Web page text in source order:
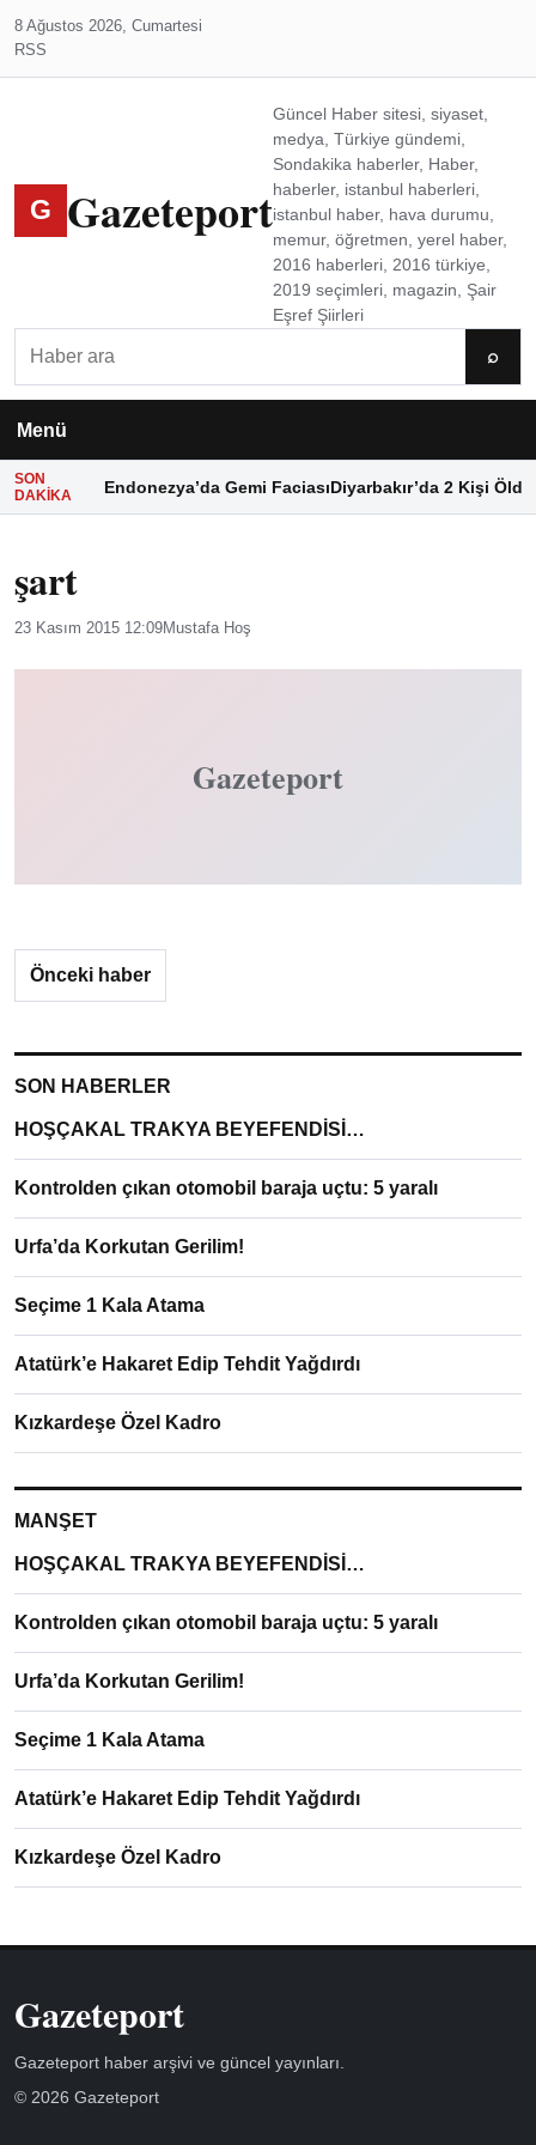
8 Ağustos 2026, Cumartesi
RSS
G Gazeteport
Güncel Haber sitesi, siyaset,
medya, Türkiye gündemi,
Sondakika haberler, Haber,
haberler, istanbul haberleri,
istanbul haber, hava durumu,
memur, öğretmen, yerel haber,
2016 haberleri, 2016 türkiye,
2019 seçimleri, magazin, Şair
Eşref Şiirleri
⌕
Menü
SON
DAKIKA
Endonezya’da Gemi FaciasıDiyarbakır’da 2 Kişi Öldü
şart
23 Kasım 2015 12:09Mustafa Hoş
Gazeteport
Önceki haber
SON HABERLER
HOŞÇAKAL TRAKYA BEYEFENDİSİ…
Kontrolden çıkan otomobil baraja uçtu: 5 yaralı
Urfa’da Korkutan Gerilim!
Seçime 1 Kala Atama
Atatürk’e Hakaret Edip Tehdit Yağdırdı
Kızkardeşe Özel Kadro
MANŞET
HOŞÇAKAL TRAKYA BEYEFENDİSİ…
Kontrolden çıkan otomobil baraja uçtu: 5 yaralı
Urfa’da Korkutan Gerilim!
Seçime 1 Kala Atama
Atatürk’e Hakaret Edip Tehdit Yağdırdı
Kızkardeşe Özel Kadro
Gazeteport
Gazeteport haber arşivi ve güncel yayınları.
© 2026 Gazeteport